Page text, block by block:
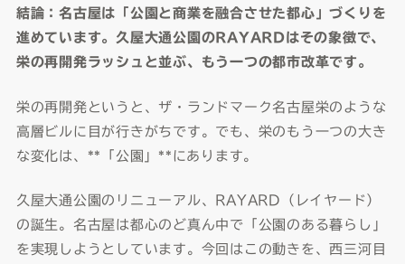
結論：名古屋は「公園と商業を融合させた都心」づくりを
進めています。久屋大通公園のRAYARDはその象徴で、
栄の再開発ラッシュと並ぶ、もう一つの都市改革です。
栄の再開発というと、ザ・ランドマーク名古屋栄のような
高層ビルに目が行きがちです。でも、栄のもう一つの大き
な変化は、**「公園」**にあります。
久屋大通公園のリニューアル、RAYARD（レイヤード）
の誕生。名古屋は都心のど真ん中で「公園のある暮らし」
を実現しようとしています。今回はこの動きを、西三河目